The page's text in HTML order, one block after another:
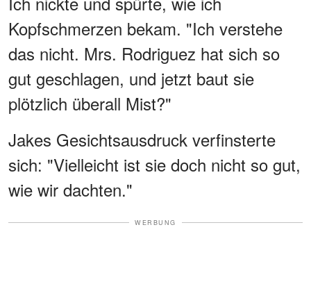
Kopfschmerzen bekam. "Ich verstehe
das nicht. Mrs. Rodriguez hat sich so
gut geschlagen, und jetzt baut sie
plötzlich überall Mist?"
Jakes Gesichtsausdruck verfinsterte
sich: "Vielleicht ist sie doch nicht so gut,
wie wir dachten."
WERBUNG